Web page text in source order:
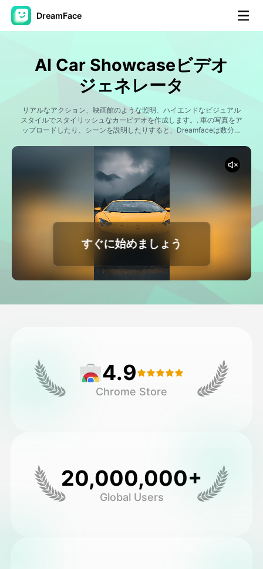
DreamFace
アバター動画
製品ニュース製品案内会社案内
人工知能の写真 ▼
すべてのツールを見る
アバター動画
▼
その他のツール
AI Car Showcaseビデオ
ジェネレータ
リアルなアクション、映画館のような照明、ハイエンドなビジュアル
スタイルでスタイリッシュなカービデオを作成します。. 車の写真をア
ップロードしたり、シーンを説明したりすると、Dreamfaceは数分で
すぐに始めましょう
4.9
Chrome Store
20,000,000+
Global Users